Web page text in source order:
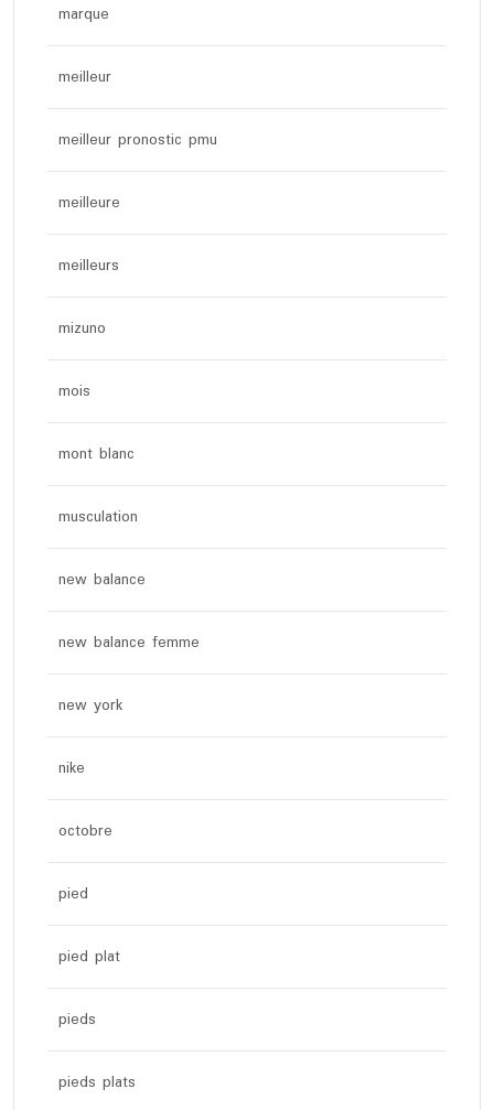
marque
meilleur
meilleur pronostic pmu
meilleure
meilleurs
mizuno
mois
mont blanc
musculation
new balance
new balance femme
new york
nike
octobre
pied
pied plat
pieds
pieds plats